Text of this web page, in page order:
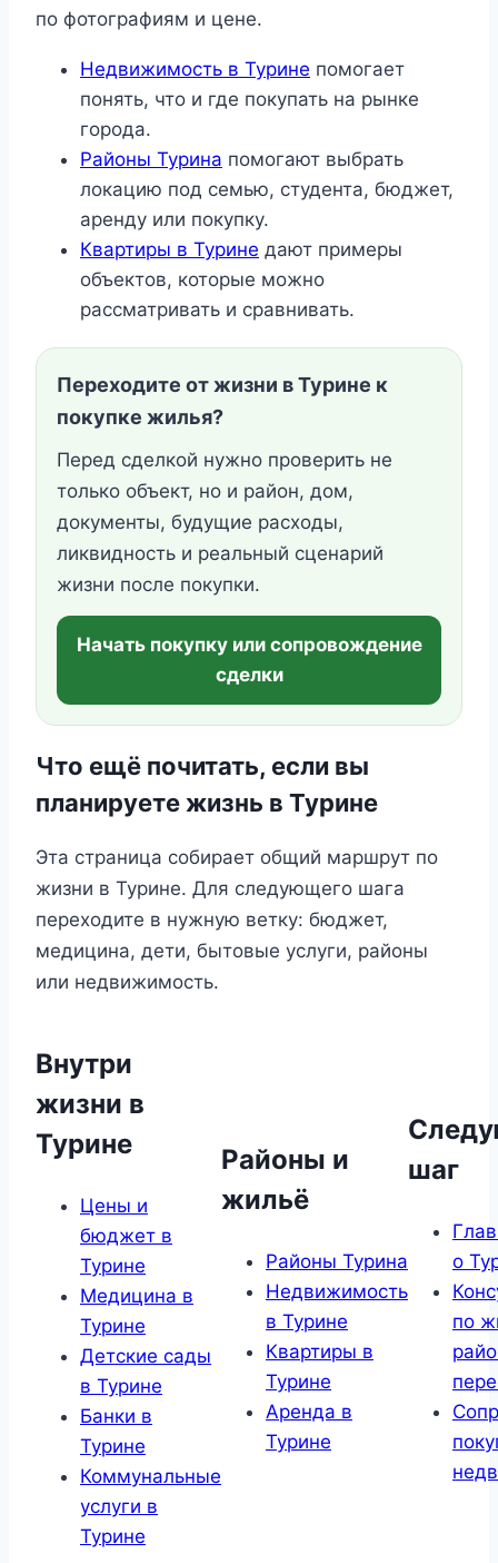
по фотографиям и цене.
Недвижимость в Турине помогает
понять, что и где покупать на рынке
города.
Районы Турина помогают выбрать
локацию под семью, студента, бюджет,
аренду или покупку.
Квартиры в Турине дают примеры
объектов, которые можно
рассматривать и сравнивать.
Переходите от жизни в Турине к
покупке жилья?
Перед сделкой нужно проверить не
только объект, но и район, дом,
документы, будущие расходы,
ликвидность и реальный сценарий
жизни после покупки.
Начать покупку или сопровождение
сделки
Что ещё почитать, если вы
планируете жизнь в Турине
Эта страница собирает общий маршрут по
жизни в Турине. Для следующего шага
переходите в нужную ветку: бюджет,
медицина, дети, бытовые услуги, районы
или недвижимость.
Внутри
жизни в
Турине
Цены и
бюджет в
Турине
Медицина в
Турине
Детские сады
в Турине
Банки в
Турине
Коммунальные
услуги в
Турине
Районы и
жильё
Районы Турина
Недвижимость
в Турине
Квартиры в
Турине
Аренда в
Турине
шаг
о
по